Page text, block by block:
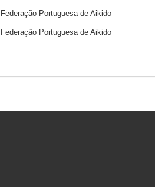
Federação Portuguesa de Aikido
Federação Portuguesa de Aikido